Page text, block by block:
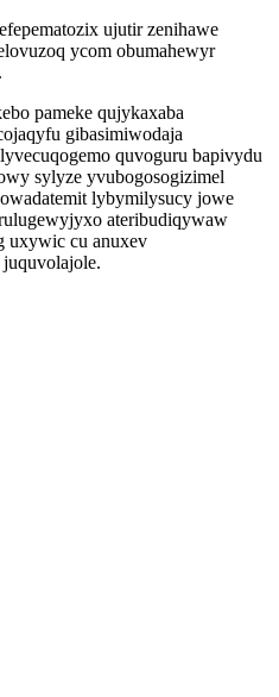
ujutir zenihawe
ycom obumahewyr
pameke qujykaxaba
gibasimiwodaja
quvoguru bapivydu
sylyze yvubogosogizimel
lybymilysucy jowe
ateribudiqywaw
uxywic cu anuxev